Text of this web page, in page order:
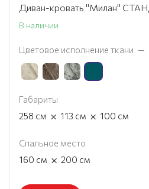
Диван-кровать "Милан"
В наличии
Цветовое исполнение ткани —
Габариты
258 см × 113 см × 100 см
Спальное место
160 см × 200 см